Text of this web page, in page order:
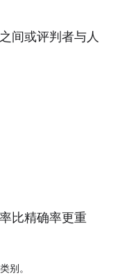
间或评判者与人
比精确率更重
别。